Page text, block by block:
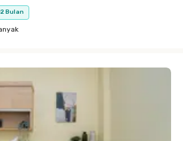
Bulan